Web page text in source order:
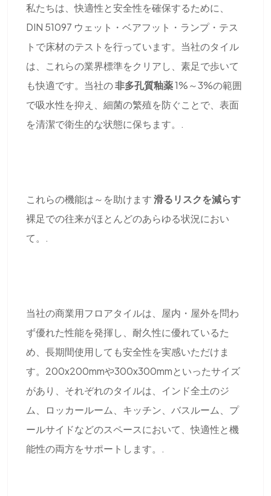
私たちは、快適性と安全性を確保するために、
DIN 51097 ウェット・ベアフット・ランプ・テス
トで床材のテストを行っています。当社のタイル
は、これらの業界標準をクリアし、素足で歩いて
も快適です。当社の非多孔質釉薬1%～3%の範囲
で吸水性を抑え、細菌の繁殖を防ぐことで、表面
を清潔で衛生的な状態に保ちます。.
これらの機能は～を助けます滑るリスクを減らす
裸足での往来がほとんどのあらゆる状況におい
て。.
当社の商業用フロアタイルは、屋内・屋外を問わ
ず優れた性能を発揮し、耐久性に優れているた
め、長期間使用しても安全性を実感いただけま
す。200x200mmや300x300mmといったサイズ
があり、それぞれのタイルは、インド全土のジ
ム、ロッカールーム、キッチン、バスルーム、プ
ールサイドなどのスペースにおいて、快適性と機
能性の両方をサポートします。.